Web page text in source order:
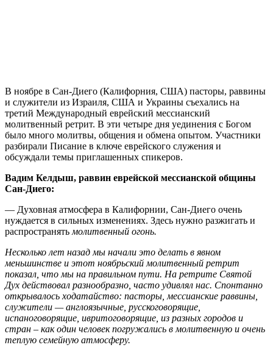
В ноябре в Сан-Диего (Калифорния, США) пасторы, раввины
и служители из Израиля, США и Украины съехались на
третий Международный еврейский мессианский
молитвенный ретрит. В эти четыре дня уединения с Богом
было много молитвы, общения и обмена опытом. Участники
разбирали Писание в ключе еврейского служения и
обсуждали темы приглашенных спикеров.
Вадим Келдыш, раввин еврейской мессианской общины
Сан-Диего:
— Духовная атмосфера в Калифорнии, Сан-Диего очень
нуждается в сильных изменениях. Здесь нужно разжигать и
распространять молитвенный огонь.
Несколько лет назад мы начали это делать в явном
меньшинстве и этот ноябрьский молитвенный ретрит
показал, что мы на правильном пути. На ретрите Святой
Дух действовал разнообразно, часто удивлял нас. Спонтанно
открывалось ходатайство: пасторы, мессианские раввины,
служители — англоязычные, русскоговорящие,
испаноговорящие, ивритоговорящие, из разных городов и
стран – как один человек погружались в молитвенную и очень
теплую семейную атмосферу.